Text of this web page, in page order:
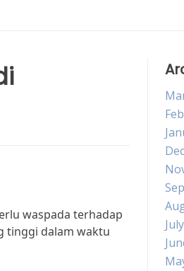
waspada terhadap
tinggi dalam waktu